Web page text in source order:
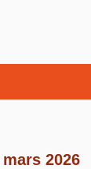
2026